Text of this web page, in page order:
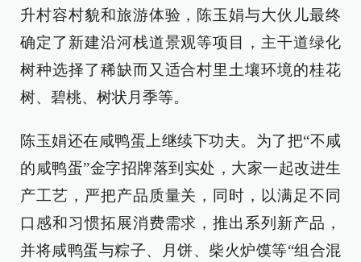
升村容村貌和旅游体验，陈玉娟与大伙儿最终
确定了新建沿河栈道景观等项目，主干道绿化
树种选择了稀缺而又适合村里土壤环境的桂花
树、碧桃、树状月季等。
陈玉娟还在咸鸭蛋上继续下功夫。为了把“不咸
的咸鸭蛋”金字招牌落到实处，大家一起改进生
产工艺，严把产品质量关，同时，以满足不同
口感和习惯拓展消费需求，推出系列新产品，
并将咸鸭蛋与粽子、月饼、柴火炉馍等“组合混